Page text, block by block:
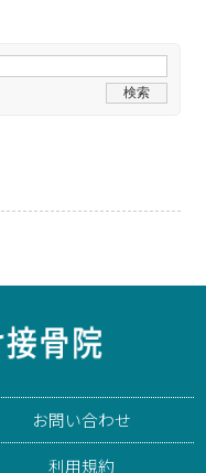
お問い合わせ
利用規約